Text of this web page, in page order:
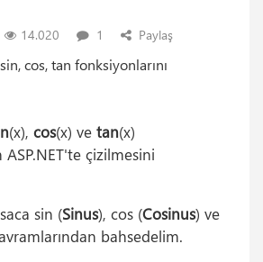
14.020 1 Paylaş
cos, tan fonksiyonlarını
(x), cos(x) ve tan(x)
ASP.NET'te çizilmesini
sin (Sinus), cos (Cosinus) ve
bahsedelim.